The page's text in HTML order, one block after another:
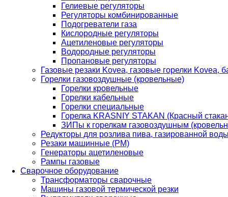
Гелиевые регуляторы
Регуляторы комбинированные
Подогреватели газа
Кислородные регуляторы
Ацетиленовые регуляторы
Водородные регуляторы
Пропановые регуляторы
Газовые резаки Kovea, газовые горелки Kovea,
Горелки газовоздушные (кровельные)
Горелки кровельные
Горелки кабельные
Горелки специальные
Горелка KRASNIY STAKAN (Красный
ЗИПы к горелкам газовоздушным
Редукторы для розлива пива, газированной
Резаки машинные (РМ)
Генераторы ацетиленовые
Рампы газовые
Сварочное оборудование
Трансформаторы сварочные
Машины газовой термической резки